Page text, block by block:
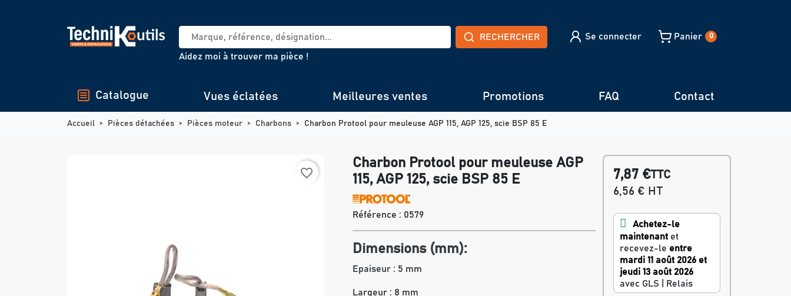
RECHERCHER
Aidez moi à trouver ma pièce !
Se connecter Panier 0
Catalogue Vues éclatées Meilleures ventes Promotions FAQ Contact
Accueil Pièces détachées Pièces moteur Charbons Charbon Protool pour meuleuse AGP 115, AGP 125, scie BSP 85 E
favorite_border
Charbon Protool pour meuleuse AGP
115, AGP 125, scie BSP 85 E
Référence : 0579
Dimensions (mm):
Epaiseur : 5 mm
Largeur : 8 mm
7,87 €TTC
6,56 € HT
Achetez-le
maintenantet
recevez-le entre
mardi 11 août 2026 et
jeudi 13 août 2026
avec GLS | Relais